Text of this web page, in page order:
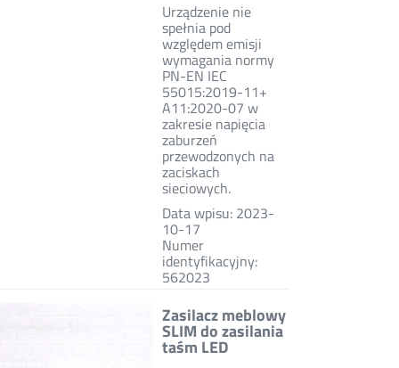
Urządzenie nie
spełnia pod
względem emisji
wymagania normy
PN-EN IEC
55015:2019-11+
A11:2020-07 w
zakresie napięcia
zaburzeń
przewodzonych na
zaciskach
sieciowych.
Data wpisu: 2023-
10-17
Numer
identyfikacyjny:
562023
Zasilacz meblowy
SLIM do zasilania
taśm LED